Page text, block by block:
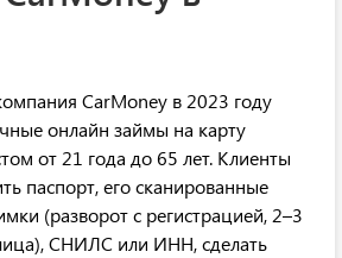
CarMoney в 2023 году
онлайн займы на карту
от 21 года до 65 лет. Клиенты
паспорт, его сканированные
(разворот с регистрацией, 2–3
СНИЛС или ИНН, сделать